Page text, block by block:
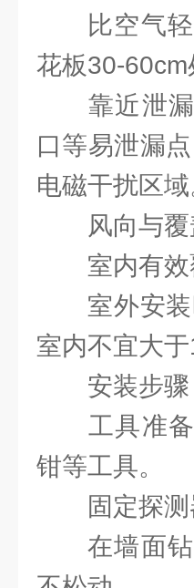
比空气
花板30-60cm
靠近泄
口等易泄漏
电磁干扰区域
风向与覆
室内有
室外安
室内不宜大于
安装步骤
工具准
钳等工具。
固定探测
在墙面